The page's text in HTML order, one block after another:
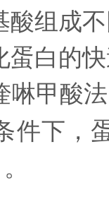
酸组成
蛋白的
啉甲酸
件下，